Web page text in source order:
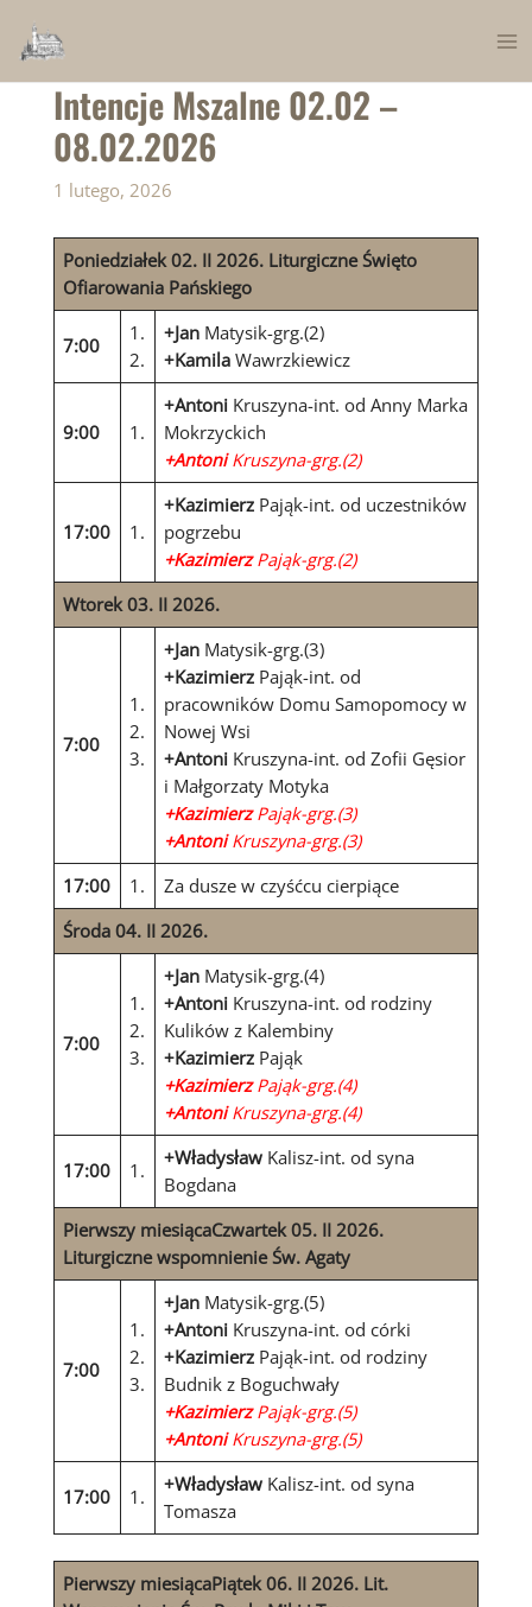
content
Intencje Mszalne 02.02 –
08.02.2026
1 lutego, 2026
Poniedziałek 02. II 2026. Liturgiczne Święto
Ofiarowania Pańskiego
7:00
1.
2.
+Jan Matysik-grg.(2)
+Kamila Wawrzkiewicz
9:00 1.
+Antoni Kruszyna-int. od Anny Marka
Mokrzyckich
+AntoniKruszyna-grg.(2)
17:00 1.
+Kazimierz Pająk-int. od uczestników
pogrzebu
+KazimierzPająk-grg.(2)
Wtorek 03. II 2026.
7:00
1.
2.
3.
+Jan Matysik-grg.(3)
+Kazimierz Pająk-int. od
pracowników Domu Samopomocy w
Nowej Wsi
+Antoni Kruszyna-int. od Zofii Gęsior
i Małgorzaty Motyka
+KazimierzPająk-grg.(3)
+AntoniKruszyna-grg.(3)
17:00
1.
Za dusze w czyśćcu cierpiące
Środa 04. II 2026.
7:00
1.
2.
3.
+Jan Matysik-grg.(4)
+Antoni Kruszyna-int. od rodziny
Kulików z Kalembiny
+Kazimierz Pająk
+KazimierzPająk-grg.(4)
+AntoniKruszyna-grg.(4)
17:00 1.
+Władysław Kalisz-int. od syna
Bogdana
Pierwszy miesiącaCzwartek 05. II 2026.
Liturgiczne wspomnienie Św. Agaty
7:00
1.
2.
3.
+Jan Matysik-grg.(5)
+Antoni Kruszyna-int. od córki
+Kazimierz Pająk-int. od rodziny
Budnik z Boguchwały
+KazimierzPająk-grg.(5)
+AntoniKruszyna-grg.(5)
17:00 1.
+Władysław Kalisz-int. od syna
Tomasza
Pierwszy miesiącaPiątek 06. II 2026. Lit.